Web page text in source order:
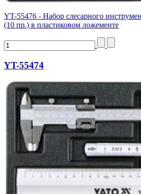
YT-55476 - Набор слесарного
(10 пр.) в пластиковом ложементе
YT-55474